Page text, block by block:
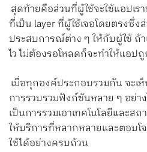
สุดท้ายคือส่วนที่ผู้ใช้จะใช้แอปเ
ที่เป็น layer ที่ผู้ใช้เจอโดยตรงซึ่
ประสบการณ์ต่าง ๆ ให้กับผู้ใช้ ถ้
ไว ไม่ต้องรอโหลดก็จะทำให้แอป
เมื่อทุกองค์ประกอบรวมกัน จะเห็
การรวบรวมฟังก์ชันหลาย ๆ อย่า
เป็นการรวมเอาเทคโนโลยีและส
ให้บริการที่หลากหลายและตอบ
ใช้ได้อย่างครบถ้วน